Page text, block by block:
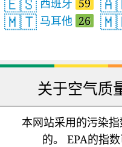
西班牙 59
🇲🇹 马耳他 26
关于空气质
本网站采用的污染
的。 EPA的指